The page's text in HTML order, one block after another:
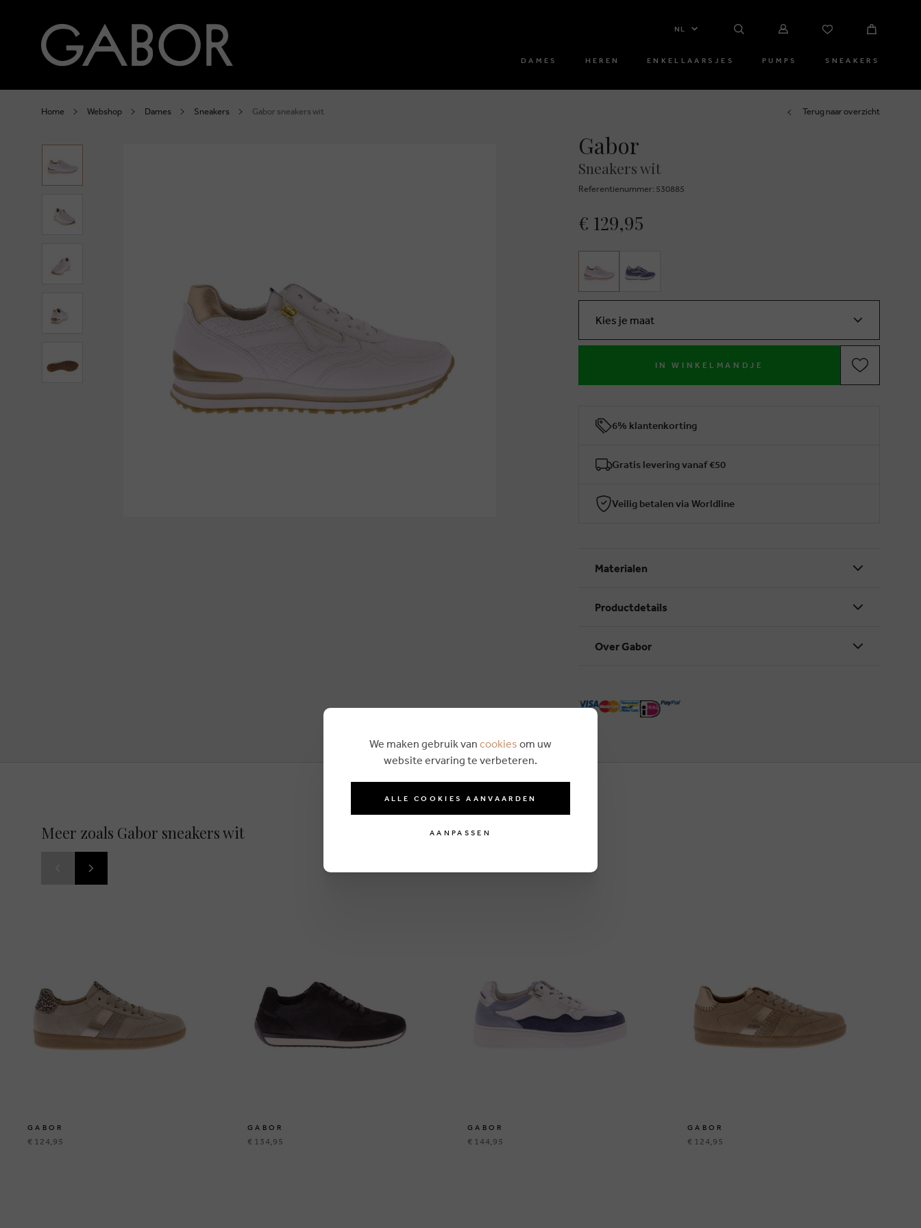
NL
DAMES HEREN ENKELLAARSJES PUMPS SNEAKERS
Home Webshop Dames Sneakers Gabor sneakers wit Terug naar overzicht
Gabor
Sneakers wit
Referentienummer: 530885
€ 129,95
Kies je maat
IN WINKELMANDJE
6% klantenkorting
Gratis levering vanaf €50
Veilig betalen via Worldline
Materialen
Productdetails
Over Gabor
Meer zoals Gabor sneakers wit
GABOR
€ 124,95
GABOR
€ 134,95
GABOR
€ 144,95
GABOR
€ 124,95
We maken gebruik van cookies om uw
website ervaring te verbeteren.
ALLE COOKIES AANVAARDEN
AANPASSEN